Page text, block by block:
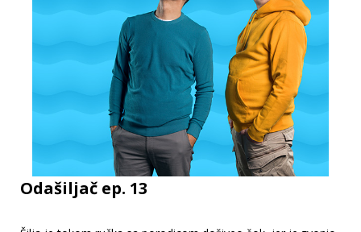
Odašiljač ep. 13